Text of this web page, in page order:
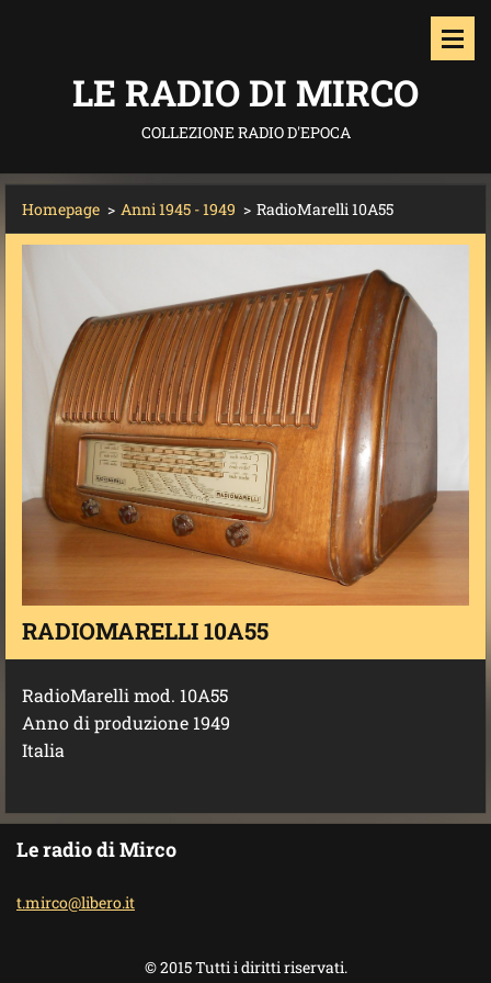
LE RADIO DI MIRCO
COLLEZIONE RADIO D'EPOCA
Homepage > Anni 1945 - 1949 > RadioMarelli 10A55
RADIOMARELLI 10A55
RadioMarelli mod. 10A55
Anno di produzione 1949
Italia
Le radio di Mirco
t.mirco@libero.it
© 2015 Tutti i diritti riservati.